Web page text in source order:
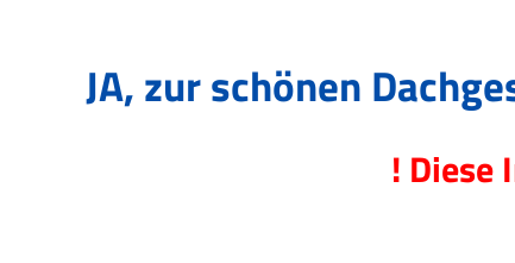
JA, zur schönen
! Diese